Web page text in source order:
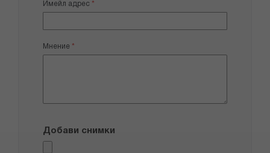
Имейл адрес
Мнение
Добави снимки